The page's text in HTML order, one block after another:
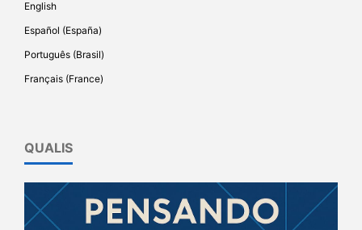
English
Español (España)
Português (Brasil)
Français (France)
QUALIS